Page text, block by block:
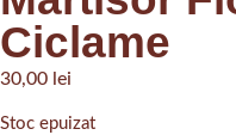
Ciclame
30,00 lei
Stoc epuizat